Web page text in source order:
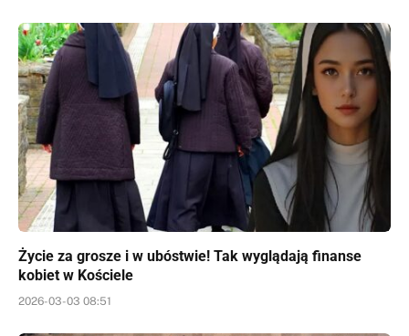
Życie za grosze i w ubóstwie! Tak wyglądają finanse
kobiet w Kościele
2026-03-03 08:51